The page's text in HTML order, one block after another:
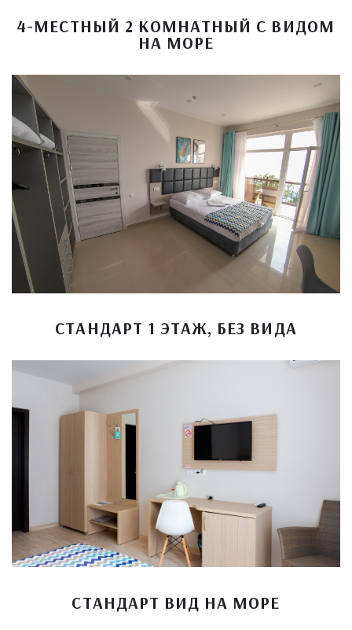
4-МЕСТНЫЙ 2 КОМНАТНЫЙ С ВИДОМ
НА МОРЕ
СТАНДАРТ 1 ЭТАЖ, БЕЗ ВИДА
СТАНДАРТ ВИД НА МОРЕ